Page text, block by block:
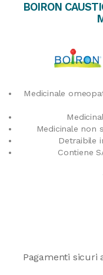
BOIRON
Medicinale
Medicinale non
Detraibile
Contiene
Pagamenti sicuri